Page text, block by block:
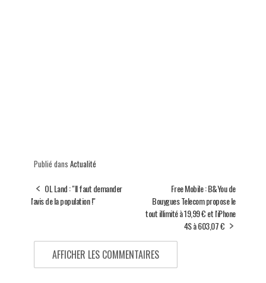
Publié dans Actualité
OL Land : "Il faut demander
l'avis de la population !"
Free Mobile : B&You de
Bouygues Telecom propose le
tout illimité à 19,99 € et l'iPhone
4S à 603,07 €
AFFICHER LES COMMENTAIRES